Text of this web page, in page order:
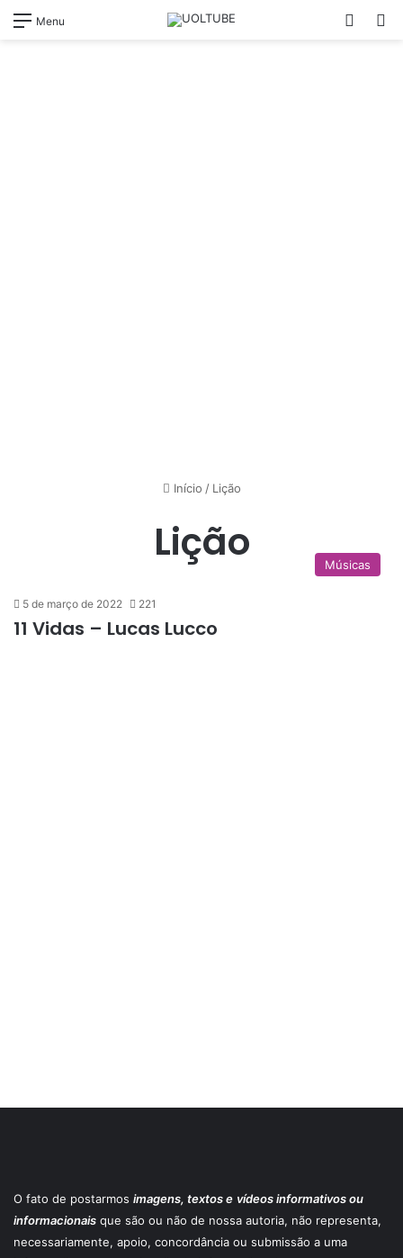
Menu
Início / Lição
Lição Músicas
5 de março de 2022 221
11 Vidas – Lucas Lucco
O fato de postarmos imagens, textos e vídeos informativos ou
informacionais que são ou não de nossa autoria, não representa,
necessariamente, apoio, concordância ou submissão a uma